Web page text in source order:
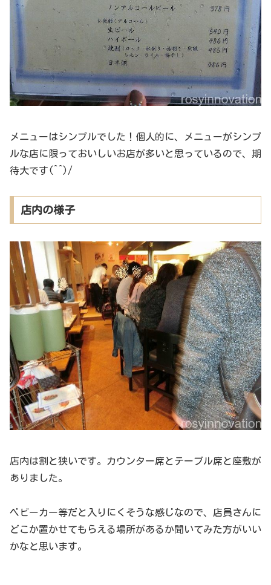
メニューはシンプルでした！個人的に、メニューがシンプ
ルな店に限っておいしいお店が多いと思っているので、期
待大です(^^)/
店内の様子
店内は割と狭いです。カウンター席とテーブル席と座敷が
ありました。
ベビーカー等だと入りにくそうな感じなので、店員さんに
どこか置かせてもらえる場所があるか聞いてみた方がいい
かなと思います。